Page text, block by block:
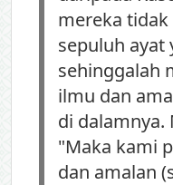
mereka
sepuluh ayat
sehinggalah
ilmu dan
di dalamnya.
"Maka kami
dan amalan